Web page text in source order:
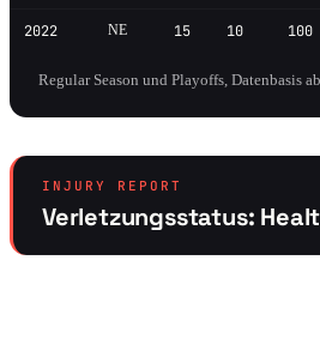
2022 NE 15 10 100
Regular Season und Playoffs, Datenbasis
INJURY REPORT
Verletzungsstatus: